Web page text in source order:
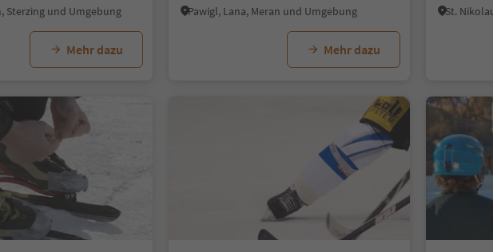
Sterzing und Umgebung
Mehr dazu
Pawigl, Lana, Meran und Umgebung
Mehr dazu